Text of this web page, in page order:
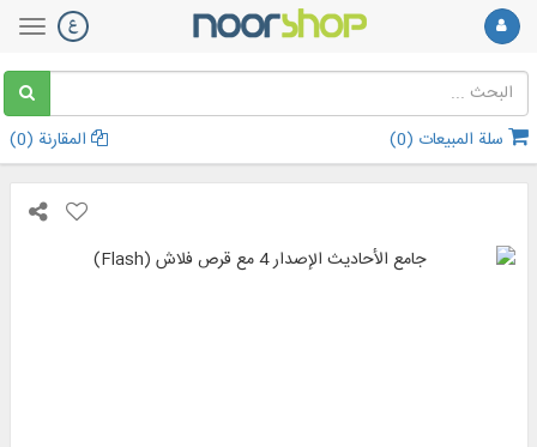
سلة المبيعات (0
) المقارنة (0
)